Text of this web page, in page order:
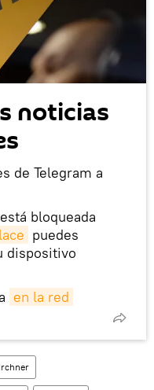
noticias
de Telegram a
bloqueada
puedes
dispositivo
en la red